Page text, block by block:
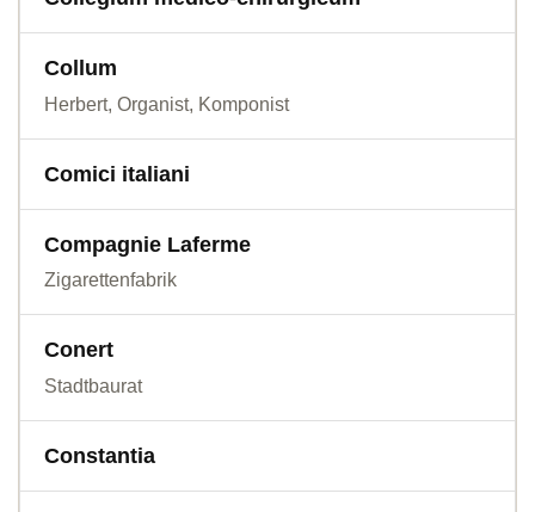
Collum
Herbert, Organist, Komponist
Comici italiani
Compagnie Laferme
Zigarettenfabrik
Conert
Stadtbaurat
Constantia